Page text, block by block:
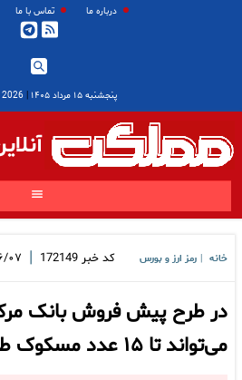
درباره ما تماس با ما
پنجشنبه ۱۵ مرداد ۱۴۰۵ |
2026 August 6
خانه رمز ارز و بورس کد خبر 172149
|
در طرح پیش فروش بانک
می‌تواند تا ۱۵ عدد مسکوک طلا خریداری کند